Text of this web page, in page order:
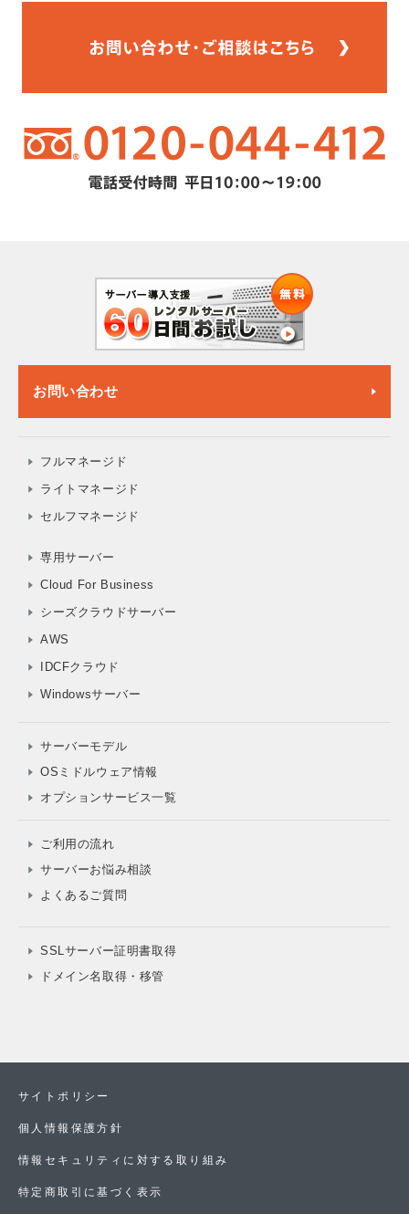
お問い合わせ
フルマネージド
ライトマネージド
セルフマネージド
専用サーバー
Cloud For Business
シーズクラウドサーバー
AWS
IDCFクラウド
Windowsサーバー
サーバーモデル
OSミドルウェア情報
オプションサービス一覧
ご利用の流れ
サーバーお悩み相談
よくあるご質問
SSLサーバー証明書取得
ドメイン名取得・移管
サイトポリシー
個人情報保護方針
情報セキュリティに対する取り組み
特定商取引に基づく表示